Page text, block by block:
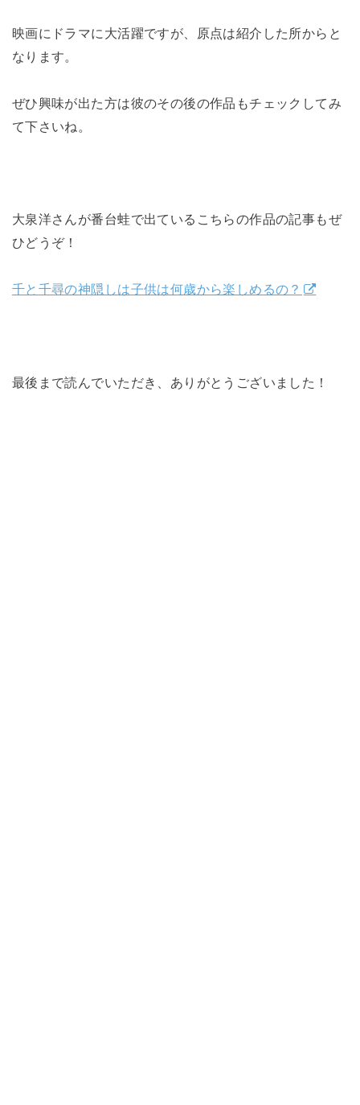
映画にドラマに大活躍ですが、原点は紹介した所からと
なります。
ぜひ興味が出た方は彼のその後の作品もチェックしてみ
て下さいね。
大泉洋さんが番台蛙で出ているこちらの作品の記事もぜ
ひどうぞ！
千と千尋の神隠しは子供は何歳から楽しめるの？
最後まで読んでいただき、ありがとうございました！